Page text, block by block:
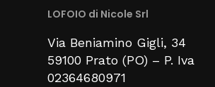
LOFOIO di Nicole Srl
Via Beniamino Gigli, 34
59100 Prato (PO) – P. Iva
02364680971